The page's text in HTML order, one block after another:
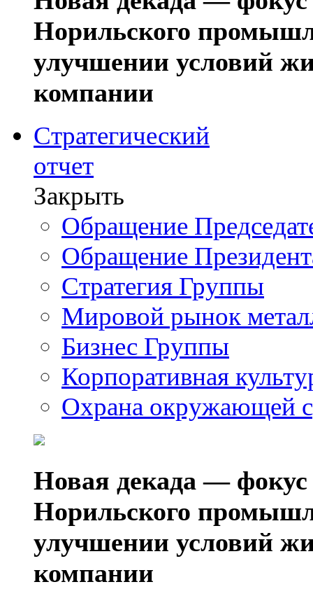
Норильского
улучшении условий
компании
Стратегический
отчет
Закрыть
Обращение
Обращение
Стратегия Группы
Мировой рынок
Бизнес Группы
Корпоративная
Охрана окружающей
Новая декада — фокус
Норильского
улучшении условий
компании